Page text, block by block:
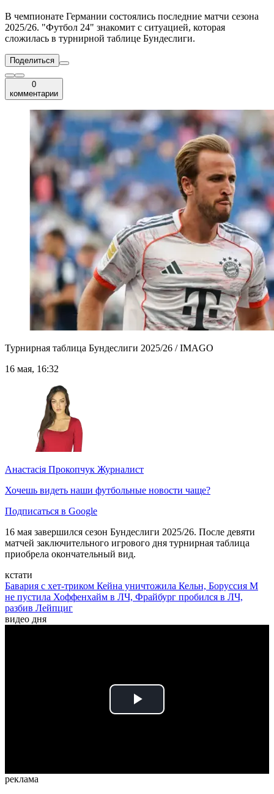
В чемпионате Германии состоялись последние матчи сезона
2025/26. "Футбол 24" знакомит с ситуацией, которая
сложилась в турнирной таблице Бундеслиги.
Поделиться
0
комментарии
Турнирная таблица Бундеслиги 2025/26 / IMAGO
16 мая, 16:32
Анастасія Прокопчук Журналист
Хочешь видеть наши футбольные новости чаще?
Подписаться в Google
16 мая завершился сезон Бундеслиги 2025/26. После девяти
матчей заключительного игрового дня турнирная таблица
приобрела окончательный вид.
кстати
Бавария с хет-триком Кейна уничтожила Кельн, Боруссия М
не пустила Хоффенхайм в ЛЧ, Фрайбург пробился в ЛЧ,
разбив Лейпциг
видео дня
Play
реклама